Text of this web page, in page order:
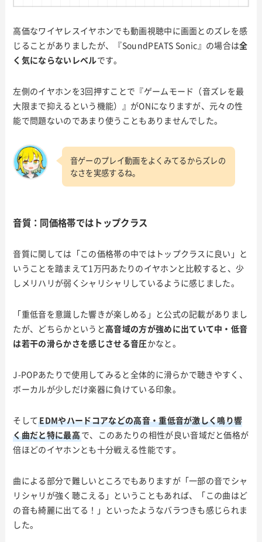
高価なワイヤレスイヤホンでも動画視聴中に画面とのズレを感
じることがありましたが、『SoundPEATS Sonic』の場合は全
く気にならないレベルです。
左側のイヤホンを3回押すことで『ゲームモード（音ズレを最
大限まで抑えるという機能）』がONになりますが、元々の性
能で問題ないのであまり使うこともありませんでした。
音ゲーのプレイ動画をよくみてるからズレの
なさを実感するね。
音質：同価格帯ではトップクラス
音質に関しては「この価格帯の中ではトップクラスに良い」と
いうことを踏まえて1万円あたりのイヤホンと比較すると、少
しメリハリが弱くシャリシャリしているように感じました。
「重低音を意識した響きが楽しめる」と公式の記載がありまし
たが、どちらかというと高音域の方が強めに出ていて中・低音
は若干の滑らかさを感じさせる音圧かなと。
J-POPあたりで使用してみると全体的に滑らかで聴きやすく、
ボーカルが少しだけ楽器に負けている印象。
そしてEDMやハードコアなどの高音・重低音が激しく鳴り響
く曲だと特に最高で、このあたりの相性が良い音域だと価格が
倍ほどのイヤホンとも十分戦える性能です。
曲による部分で難しいところでもありますが「一部の音でシャ
リシャリが強く聴こえる」ということもあれば、「この曲はど
の音も綺麗に出てる！」といったようなバラつきも感じられま
した。